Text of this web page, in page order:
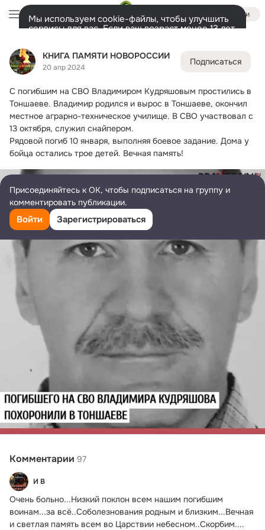
КНИГА ПАМЯТИ НОВОРОССИИ
20 апр 2024
Подписаться
С погибшим на СВО Владимиром Кудряшовым простились в
Тоншаеве. Владимир родился и вырос в Тоншаеве, окончил
местное аграрно-техническое училище. В СВО участвовал с
13 октября, служил снайпером.
Рядовой погиб 10 января, выполняя боевое задание. Дома у
бойца остались трое детей. Вечная память!
Комментарии 97
И В
Очень больно...Низкий поклон всем нашим погибшим
воинам...за всё..Соболезнования родным и близким...Вечная
и светлая память всем во Царствии небесном..Скорбим....
Войти
Мы используем cookie-файлы, чтобы улучшить
сервисы для вас. Если ваш возраст менее 13 лет,
представитель.
Разрешить все
Лента Участники Ещё
Дополнительная
колонка
Всё21 304 Обсуждаемые
Присоединяйтесь к ОК, чтобы подписаться на группу и
комментировать публикации.
Войти Зарегистрироваться